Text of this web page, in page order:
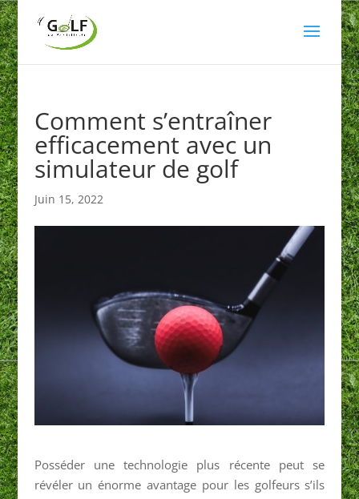
Comment s’entraîner
efficacement avec un
simulateur de golf
Juin 15, 2022
Posséder une technologie plus récente peut se
révéler un énorme avantage pour les golfeurs s’ils